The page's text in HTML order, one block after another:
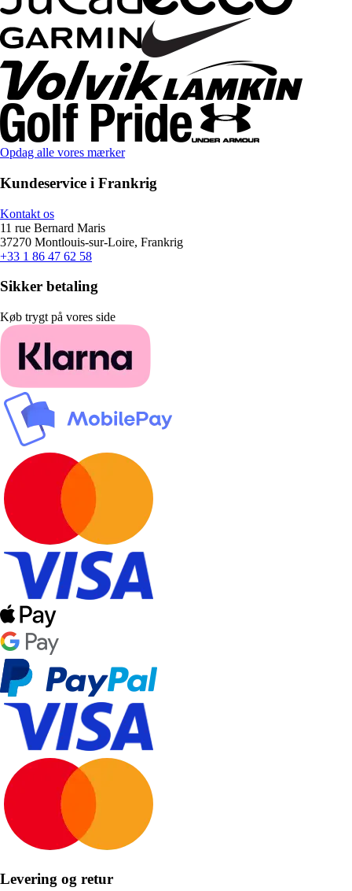
Opdag alle vores mærker
Kundeservice i Frankrig
Kontakt os
11 rue Bernard Maris
37270 Montlouis-sur-Loire, Frankrig
+33 1 86 47 62 58
Sikker betaling
Køb trygt på vores side
Levering og retur